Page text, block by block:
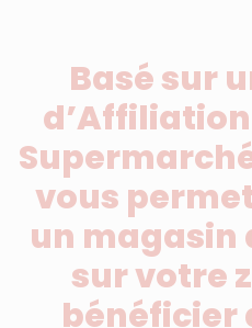
Basé sur
Supermarché
vous
un magasin
sur votre
bénéficier